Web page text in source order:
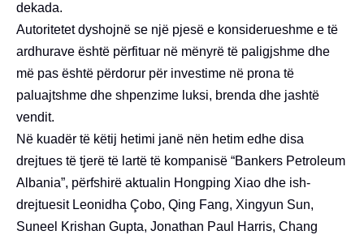
dekada.
Autoritetet dyshojnë se një pjesë e konsiderueshme e të
ardhurave është përfituar në mënyrë të paligjshme dhe
më pas është përdorur për investime në prona të
paluajtshme dhe shpenzime luksi, brenda dhe jashtë
vendit.
Në kuadër të këtij hetimi janë nën hetim edhe disa
drejtues të tjerë të lartë të kompanisë “Bankers Petroleum
Albania”, përfshirë aktualin Hongping Xiao dhe ish-
drejtuesit Leonidha Çobo, Qing Fang, Xingyun Sun,
Suneel Krishan Gupta, Jonathan Paul Harris, Chang